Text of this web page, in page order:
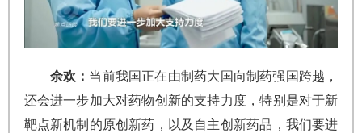
余欢： 当前我国正在由制药大国向制药强国跨越，
还会进一步加大对药物创新的支持力度，特别是对于新
靶点新机制的原创新药，以及自主创新药品，我们要进